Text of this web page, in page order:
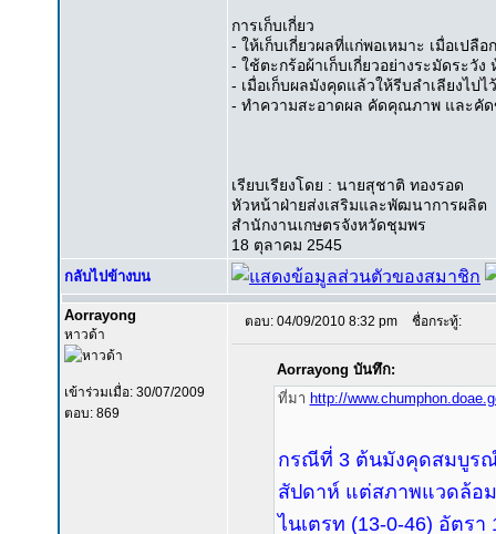
การเก็บเกี่ยว
- ให้เก็บเกี่ยวผลที่แก่พอเหมาะ เมื่อเป
- ใช้ตะกร้อผ้าเก็บเกี่ยวอย่างระมัดระวั
- เมื่อเก็บผลมังคุดแล้วให้รีบลำเลียงไปไ
- ทำความสะอาดผล คัดคุณภาพ และคั
เรียบเรียงโดย : นายสุชาติ ทองรอด
หัวหน้าฝ่ายส่งเสริมและพัฒนาการผลิต
สำนักงานเกษตรจังหวัดชุมพร
18 ตุลาคม 2545
กลับไปข้างบน
Aorrayong
หาวด้า
เข้าร่วมเมื่อ: 30/07/2009
ตอบ: 869
ตอบ: 04/09/2010 8:32 pm ชื่อกระทู้:
Aorrayong บันทึก:
ที่มา http://
กรณีที่ 3 ต้นมังคุดสมบูร
สัปดาห์ แต่สภาพแวดล้อ
ไนเตรท (13-0-46) อัตร